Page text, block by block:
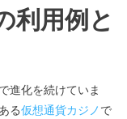
利用例と
進化を続けていま
る仮想通貨カジノ で